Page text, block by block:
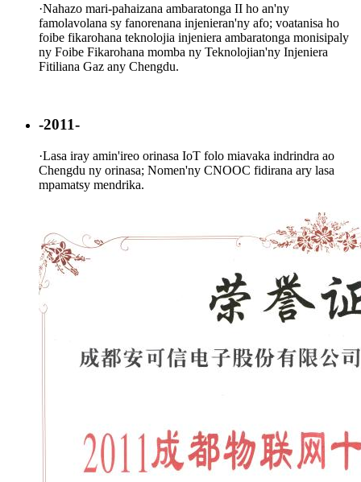
·Nahazo mari-pahaizana ambaratonga II ho an'ny
famolavolana sy fanorenana injenieran'ny afo; voatanisa ho
foibe fikarohana teknolojia injeniera ambaratonga monisipaly
ny Foibe Fikarohana momba ny Teknolojian'ny Injeniera
Fitiliana Gaz any Chengdu.
-2011-
·Lasa iray amin'ireo orinasa IoT folo miavaka indrindra ao
Chengdu ny orinasa; Nomen'ny CNOOC fidirana ary lasa
mpamatsy mendrika.